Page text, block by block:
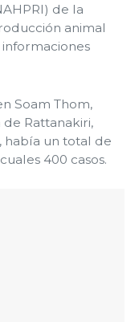
de la
animal
informaciones
Soam Thom,
de Rattanakiri,
había un total de
400 casos.